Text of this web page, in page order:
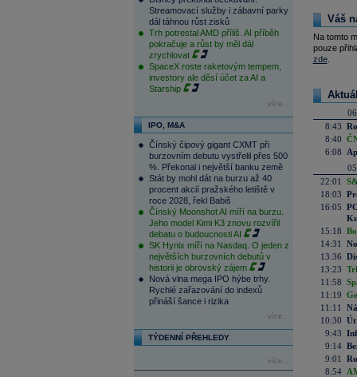
Streamovací služby i zábavní parky
dál táhnou růst zisků
Trh potrestal AMD příliš. AI příběh
pokračuje a růst by měl dál
zrychlovat
SpaceX roste raketovým tempem,
investory ale děsí účet za AI a
Starship
více...
IPO, M&A
Čínský čipový gigant CXMT při
burzovním debutu vystřelil přes 500
%. Překonal i největší banku země
Stát by mohl dát na burzu až 40
procent akcií pražského letiště v
roce 2028, řekl Babiš
Čínský Moonshot AI míří na burzu.
Jeho model Kimi K3 znovu rozvířil
debatu o budoucnosti AI
SK Hynix míří na Nasdaq. O jeden z
největších burzovních debutů v
historii je obrovský zájem
Nová vlna mega IPO hýbe trhy.
Rychlé zařazování do indexů
přináší šance i rizika
více...
TÝDENNÍ PŘEHLEDY
více...
Váš
Na tomto
pouze
zde.
8:43
8:40
6:08
22:01
18:03
16:05
15:18
14:31
13:36
13:23
11:58
11:19
11:11
10:30
9:43
9:14
9:01
8:54